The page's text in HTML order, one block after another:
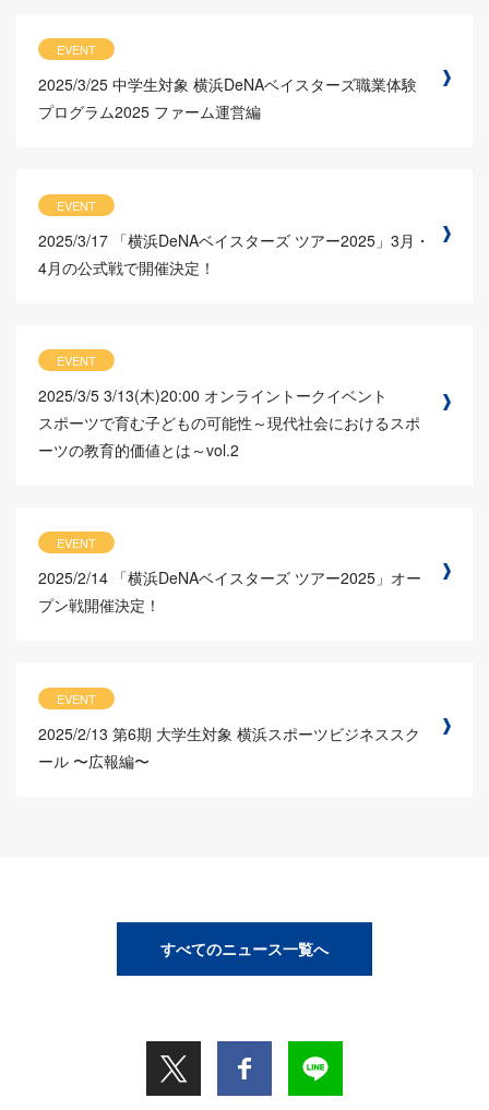
EVENT
2025/3/25 中学生対象 横浜DeNAベイスターズ職業体験
プログラム2025 ファーム運営編
EVENT
2025/3/17 「横浜DeNAベイスターズ ツアー2025」3月・
4月の公式戦で開催決定！
EVENT
2025/3/5 3/13(木)20:00 オンライントークイベント
スポーツで育む子どもの可能性～現代社会におけるスポ
ーツの教育的価値とは～vol.2
EVENT
2025/2/14 「横浜DeNAベイスターズ ツアー2025」オー
プン戦開催決定！
EVENT
2025/2/13 第6期 大学生対象 横浜スポーツビジネススク
ール 〜広報編〜
すべてのニュース一覧へ